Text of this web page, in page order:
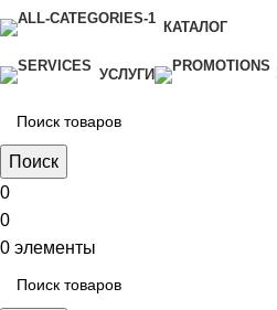
КАТАЛОГ
УСЛУГИ
Поиск
0
0
0 элементы